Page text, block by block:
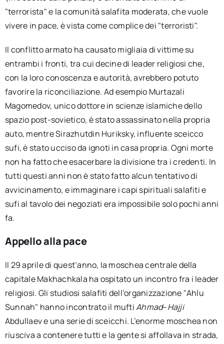
"terrorista" e la comunità salafita moderata, che vuole
vivere in pace, è vista come complice dei "terroristi".
Il conflitto armato ha causato migliaia di vittime su
entrambi i fronti, tra cui decine di leader religiosi che,
con la loro conoscenza e autorità, avrebbero potuto
favorire la riconciliazione. Ad esempio Murtazali
Magomedov, unico dottore in scienze islamiche dello
spazio post-sovietico, è stato assassinato nella propria
auto, mentre Sirazhutdin Huriksky, influente sceicco
sufi, è stato ucciso da ignoti in casa propria. Ogni morte
non ha fatto che esacerbare la divisione tra i credenti. In
tutti questi anni non è stato fatto alcun tentativo di
avvicinamento, e immaginare i capi spirituali salafiti e
sufi al tavolo dei negoziati era impossibile solo pochi anni
fa.
Appello alla pace
Il 29 aprile di quest’anno, la moschea centrale della
capitale Makhachkala ha ospitato un incontro fra i leader
religiosi. Gli studiosi salafiti dell’organizzazione "Ahlu
Sunnah" hanno incontrato il muftiAhmad–Hajji
Abdullaev e una serie di sceicchi. L’enorme moschea non
riusciva a contenere tutti e la gente si affollava in strada,